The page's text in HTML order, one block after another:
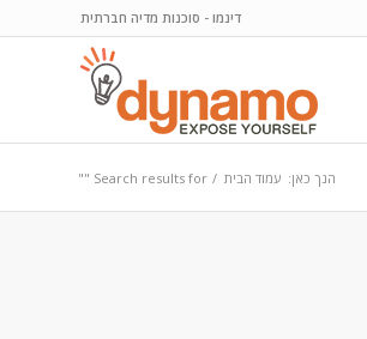
דינמו - סוכנות מדיה חברתית
הנך כאן: עמוד הבית /
Search results for ""